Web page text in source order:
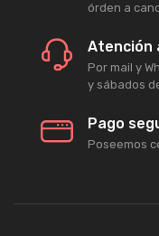
órden a
Atención
Por mail y
y sábados
Pago
Poseemos